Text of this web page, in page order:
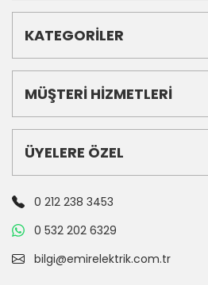
KATEGORİLER
MÜŞTERİ HİZMETLERİ
ÜYELERE ÖZEL
0 212 238 3453
0 532 202 6329
bilgi@emirelektrik.com.tr